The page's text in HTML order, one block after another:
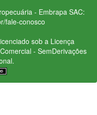
- Embrapa SAC:
fale-conosco
sob a Licença
- SemDerivações